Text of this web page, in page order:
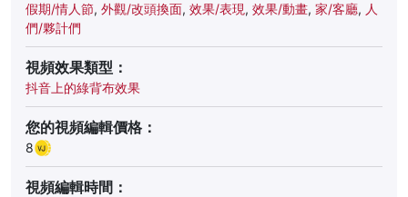
假期/情人節, 外觀/改頭換面, 效果/表現, 效果/動畫, 家/客廳, 人
們/夥計們
視頻效果類型：
抖音上的綠背布效果
您的視頻編輯價格：
8
視頻編輯時間：